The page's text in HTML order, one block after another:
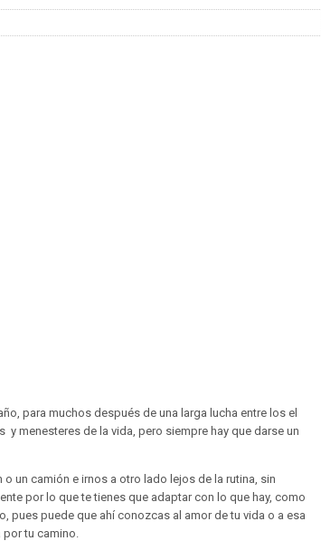
para muchos después de una larga lucha entre los el
menesteres de la vida, pero siempre hay que darse un
un camión e irnos a otro lado lejos de la rutina, sin
por lo que te tienes que adaptar con lo que hay, como
pues puede que ahí conozcas al amor de tu vida o a esa
por tu camino.